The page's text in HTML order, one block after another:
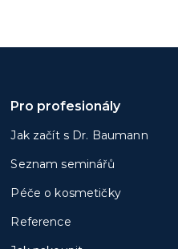
Pro profesionály
Jak začít s Dr. Baumann
Seznam seminářů
Péče o kosmetičky
Reference